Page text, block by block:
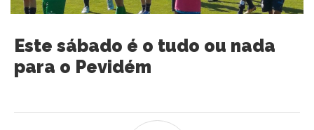
Este sábado é o tudo ou nada
para o Pevidém